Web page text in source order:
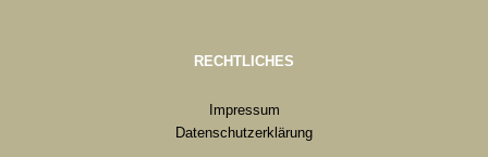
RECHTLICHES
Impressum
Datenschutzerklärung